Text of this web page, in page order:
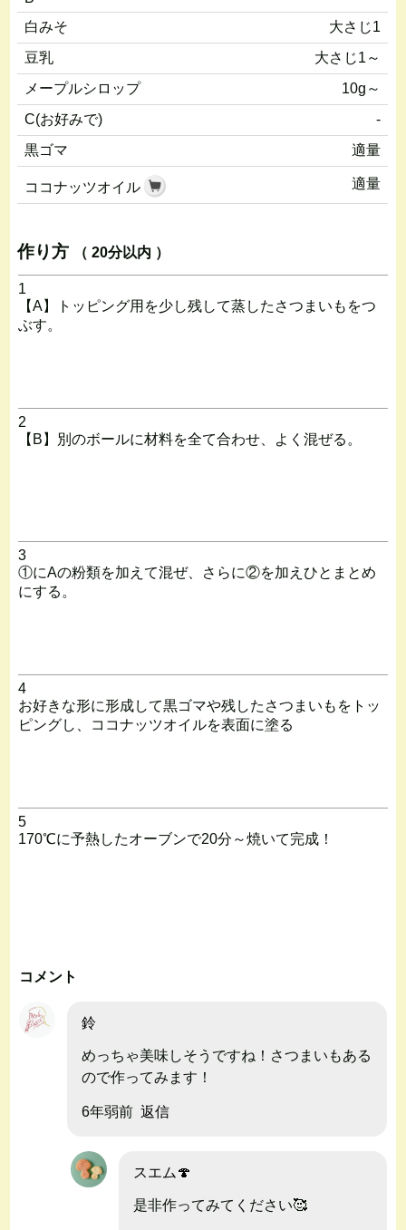
白みそ
大さじ1
豆乳
大さじ1～
メープルシロップ
10g～
C(お好みで)
-
黒ゴマ
適量
ココナッツオイル 適量
作り方 （ 20分以内 ）
1
【A】トッピング用を少し残して蒸したさつまいもをつ
ぶす。
2
【B】別のボールに材料を全て合わせ、よく混ぜる。
3
①にAの粉類を加えて混ぜ、さらに②を加えひとまとめ
にする。
4
お好きな形に形成して黒ゴマや残したさつまいもをトッ
ピングし、ココナッツオイルを表面に塗る
5
170℃に予熱したオーブンで20分～焼いて完成！
コメント
鈴
めっちゃ美味しそうですね！さつまいもある
ので作ってみます！
6年弱前 返信
スエム🍄
是非作ってみてください🥰